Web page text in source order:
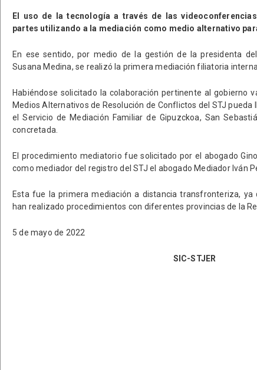
El uso de la tecnología a través de las
partes utilizando a la mediación como medio alternativo
En ese sentido, por medio de la gestión de la presidenta
Susana Medina, se realizó la primera mediación filiatoria
Habiéndose solicitado la colaboración pertinente al gobierno
Medios Alternativos de Resolución de Conflictos del STJ pueda
el Servicio de Mediación Familiar de Gipuzckoa, San
concretada.
El procedimiento mediatorio fue solicitado por el abogado
como mediador del registro del STJ el abogado Mediador Iván
Esta fue la primera mediación a distancia transfronteriza,
han realizado procedimientos con diferentes provincias de la
5 de mayo de 2022
SIC-STJER